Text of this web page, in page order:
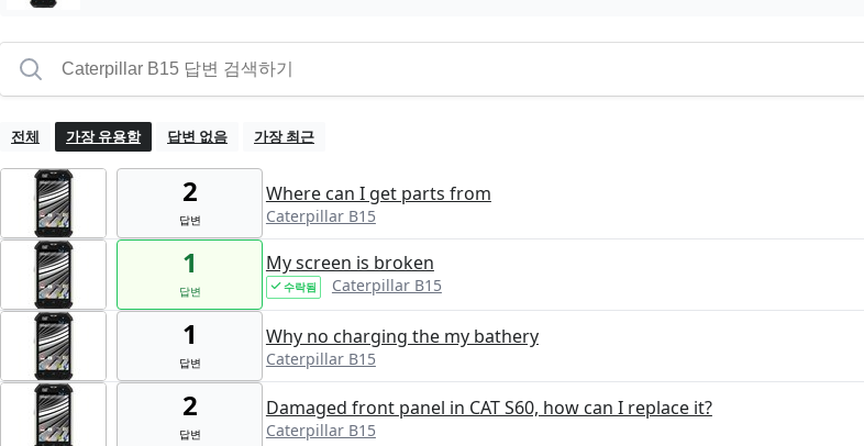
전체 가장 유용함 답변 없음 가장 최근
2
답변
Where can I get parts from
Caterpillar B15
1
답변
My screen is broken
수락됨 Caterpillar B15
1
답변
Why no charging the my bathery
Caterpillar B15
2
답변
Damaged front panel in CAT S60, how can I replace it?
Caterpillar B15